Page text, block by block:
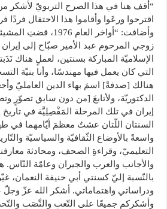
“أقف هنا في هذا الصرح التربويّ لأشكر
اقترحوا ورعَوا وأقاموا هذا الاحتفال فردًا
وأضافت: “أواخر العام
زوجي المرحوم عبد الأمير صبّاح إلى إيران
الإسلاميّة المباركة بسنتين، لعملٍ هناك
التي كان يعمل فيها مهندسًا، وأنا بنيّة
هنالك [صدفةً] اسمَ بهاء الدين العامليّ
الدكتوريّة، ولأتابعَ [من دون سابق تصوّرٍ
إيران في تلك المرحلة المَفْصِلِيَّة في تاريخ
السنتان اللّتان عشتُ معظمَ أيّامهما في
واسعةً بالأوضاع الثّقافيّة والسياسيّة
التعليميّ، وقراءةِ الصحف، ومحادثة
والأجانب والعرب والجيران وعامّة النّاس.
بالنّسبة إليّ كسنتي أبي حنيفة النعمان،
ودراساتي واهتماماتي. أشكر الله عزّ وجلّ
وأشكركم جميعًا على التّعب والنَّصَب